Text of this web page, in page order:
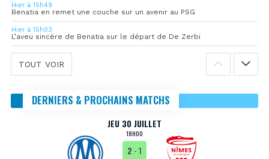
Hier à 15h49
Benatia en remet une couche sur un avenir au PSG
Hier à 15h03
L’aveu sincère de Benatia sur le départ de De Zerbi
TOUT VOIR
DERNIERS & PROCHAINS MATCHS
JEU 30 JUILLET
18H00
2 - 1